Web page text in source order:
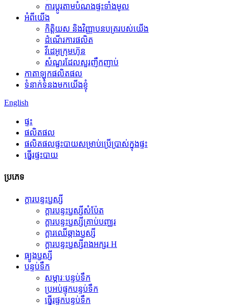
ការប្ដូរតាមបំណងផ្ទះទាំងមូល
អំពីយើង
កិត្តិយស និងវិញ្ញាបនបត្ររបស់យើង
ដំណើរការផលិត
វីដេអូក្រុមហ៊ុន
សំណួរដែលសួរញឹកញាប់
កាតាឡុកផលិតផល
ទំនាក់ទំនងមកយើងខ្ញុំ
English
ផ្ទះ
ផលិតផល
ផលិតផលផ្ទះបាយសម្រាប់ប្រើប្រាស់ក្នុងផ្ទះ
ធ្នើរផ្ទះបាយ
ប្រភេទ
ក្តារបន្ទះឫស្សី
ក្តារបន្ទះឫស្សីសំប៉ែត
ក្តារបន្ទះឫស្សីគ្រាប់បញ្ឈរ
ក្តារឈើឆ្កាងឫស្សី
ក្តារបន្ទះឫស្សីរាងអក្សរ H
ធ្យូងឫស្សី
បន្ទប់ទឹក
សម្ភារៈបន្ទប់ទឹក
ប្រអប់ផ្ទុកបន្ទប់ទឹក
ធ្នើរផ្ទុកបន្ទប់ទឹក